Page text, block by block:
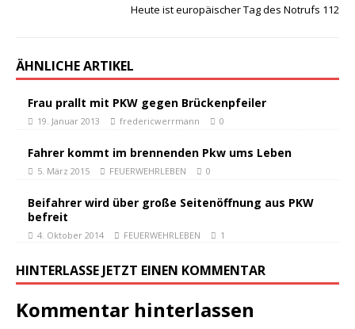
Heute ist europäischer Tag des Notrufs 112
ÄHNLICHE ARTIKEL
Frau prallt mit PKW gegen Brückenpfeiler
19. Januar 2013 fredericwerrmann 0
Fahrer kommt im brennenden Pkw ums Leben
5. März 2015 FEUERWEHRLEBEN 0
Beifahrer wird über große Seitenöffnung aus PKW
befreit
4. Oktober 2014 FEUERWEHRLEBEN 1
HINTERLASSE JETZT EINEN KOMMENTAR
Kommentar hinterlassen